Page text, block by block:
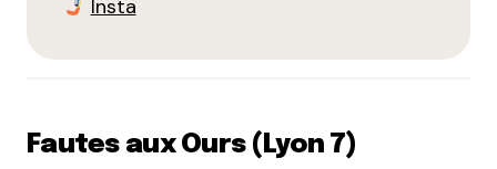
Insta
Fautes aux Ours (Lyon 7)